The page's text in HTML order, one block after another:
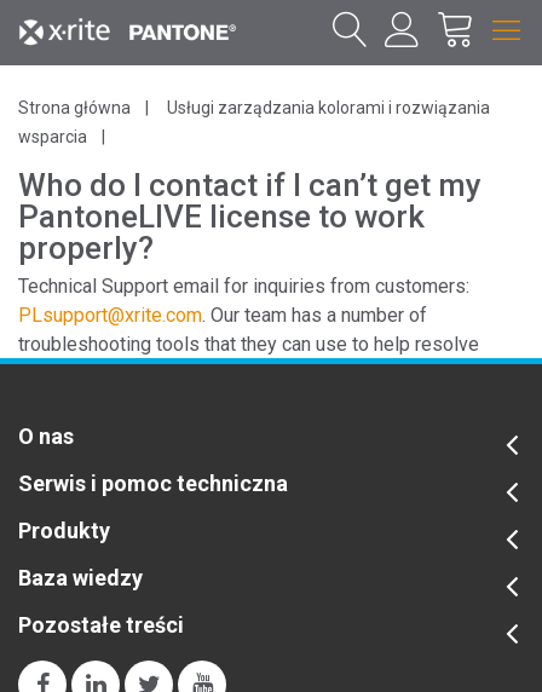
Strona główna
Usługi zarządzania kolorami i rozwiązania
wsparcia
Who do I contact if I can’t get my
PantoneLIVE license to work
properly?
Technical Support email for inquiries from customers:
PLsupport@xrite.com. Our team has a number of
troubleshooting tools that they can use to help resolve
O nas
Serwis i pomoc techniczna
Produkty
Baza wiedzy
Pozostałe treści